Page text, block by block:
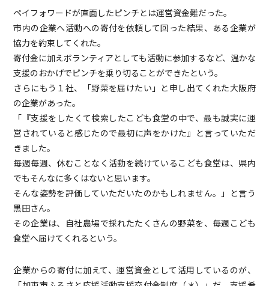
ペイフォワードが直面したピンチとは運営資金難だった。
市内の企業へ活動への寄付を依頼して回った結果、ある企業が
協力を約束してくれた。
寄付金に加えボランティアとしても活動に参加するなど、温かな
支援のおかげでピンチを乗り切ることができたという。
さらにもう１社、「野菜を届けたい」と申し出てくれた大阪府
の企業があった。
「『支援をしたくて検索したこども食堂の中で、最も誠実に運
営されていると感じたので最初に声をかけた』と言っていただ
きました。
毎週毎週、休むことなく活動を続けているこども食堂は、県内
でもそんなに多くはないと思います。
そんな姿勢を評価していただいたのかもしれません。」と言う
黒田さん。
その企業は、自社農場で採れたたくさんの野菜を、毎週こども
食堂へ届けてくれるという。
企業からの寄付に加えて、運営資金として活用しているのが、